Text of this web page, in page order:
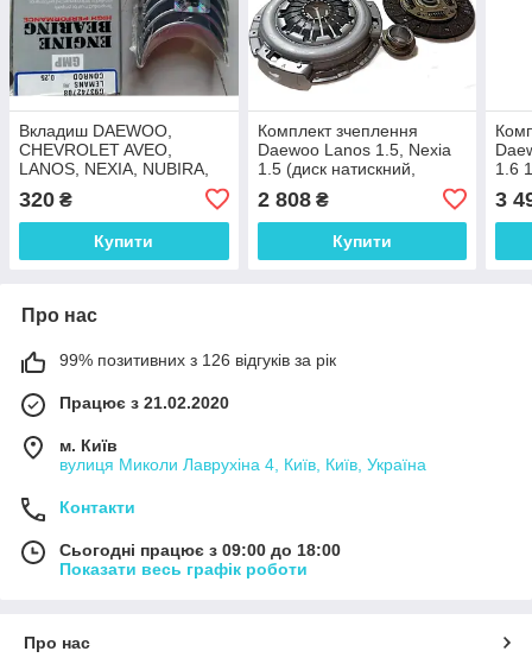
Вкладиш DAEWOO,
CHEVROLET AVEO,
LANOS, NEXIA, NUBIRA,
TACUMA 1.4; 1.5; 1.6; 1.8
(0.25) шатунний комплект
320 ₴
Купити
Комплект зчеплення
Daewoo Lanos 1.5, Nexia
1.5 (диск натискний,
VALEO PHC
2 808₴
Купити
1.6
3
Про нас
99% позитивних з 126 відгуків за рік
Працює з 21.02.2020
м. Київ
вулиця Миколи Лаврухіна 4, Київ, Київ, Україна
Контакти
Сьогодні працює з 09:00 до 18:00
Показати весь графік роботи
Про нас